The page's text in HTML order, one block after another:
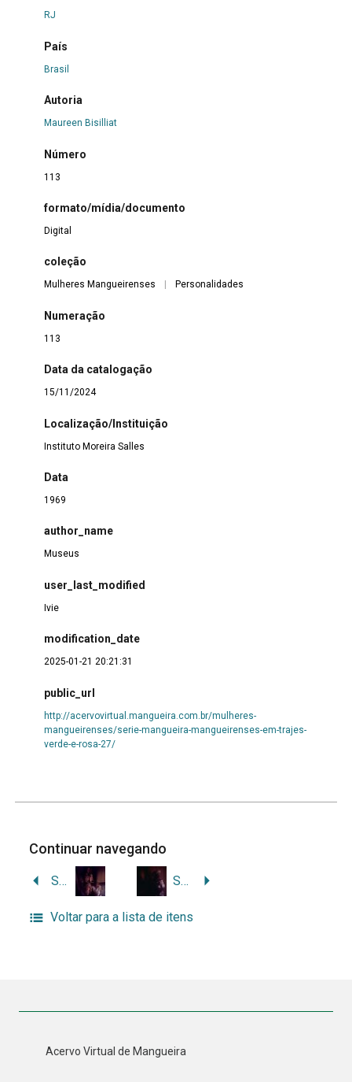
RJ
País
Brasil
Autoria
Maureen Bisilliat
Número
113
formato/mídia/documento
Digital
coleção
Mulheres Mangueirenses Personalidades
Numeração
113
Data da catalogação
15/11/2024
Localização/Instituição
Instituto Moreira Salles
Data
1969
author_name
Museus
user_last_modified
Ivie
modification_date
2025-01-21 20:21:31
public_url
http://acervovirtual.mangueira.com.br/mulheres-
mangueirenses/serie-mangueira-mangueirenses-em-trajes-
verde-e-rosa-27/
Continuar navegando
Série Mangueira – Mangueirenses em trajes verde e rosa Série Mangueira – Mangueirenses em trajes verde e rosa
Voltar para a lista de itens
Acervo Virtual de Mangueira